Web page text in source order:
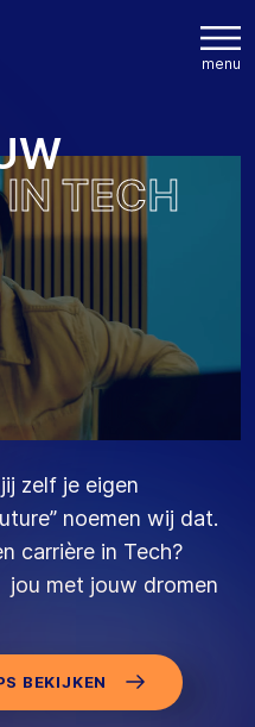
W
IN TECH
zelf je eigen
noemen wij dat.
carrière in Tech?
jou met jouw dromen
BEKIJKEN